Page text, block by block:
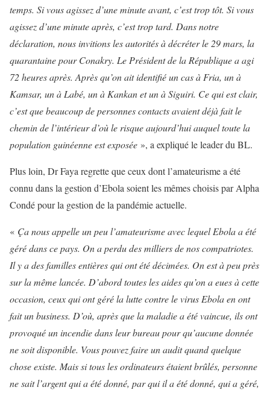
temps. Si vous agissez d’une minute avant, c’est trop tôt. Si vous
agissez d’une minute après, c’est trop tard. Dans notre
déclaration, nous invitions les autorités à décréter le 29 mars, la
quarantaine pour Conakry. Le Président de la République a agi
72 heures après. Après qu’on ait identifié un cas à Fria, un à
Kamsar, un à Labé, un à Kankan et un à Siguiri. Ce qui est clair,
c’est que beaucoup de personnes contacts avaient déjà fait le
chemin de l’intérieur d’où le risque aujourd’hui auquel toute la
population guinéenne est exposée », a expliqué le leader du BL.
Plus loin, Dr Faya regrette que ceux dont l’amateurisme a été
connu dans la gestion d’Ebola soient les mêmes choisis par Alpha
Condé pour la gestion de la pandémie actuelle.
« Ça nous appelle un peu l’amateurisme avec lequel Ebola a été
géré dans ce pays. On a perdu des milliers de nos compatriotes.
Il y a des familles entières qui ont été décimées. On est à peu près
sur la même lancée. D’abord toutes les aides qu’on a eues à cette
occasion, ceux qui ont géré la lutte contre le virus Ebola en ont
fait un business. D’où, après que la maladie a été vaincue, ils ont
provoqué un incendie dans leur bureau pour qu’aucune donnée
ne soit disponible. Vous pouvez faire un audit quand quelque
chose existe. Mais si tous les ordinateurs étaient brûlés, personne
ne sait l’argent qui a été donné, par qui il a été donné, qui a géré,